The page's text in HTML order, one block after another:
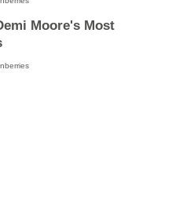
Moore's Most